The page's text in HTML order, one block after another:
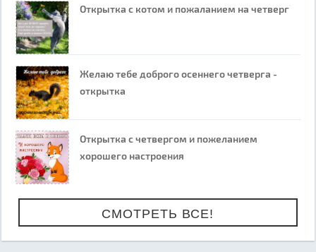
Открытка с котом и пожаланием на четверг
Желаю тебе доброго осеннего четверга -
открытка
Открытка с четвергом и пожеланием
хорошего настроения
СМОТРЕТЬ ВСЕ!